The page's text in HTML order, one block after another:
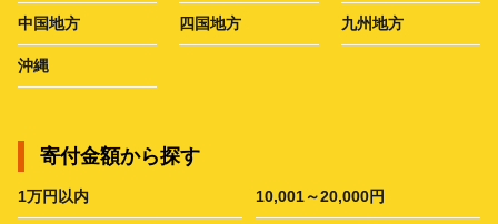
中国地方 四国地方 九州地方
沖縄
寄付金額から探す
1万円以内 10,001～20,000円